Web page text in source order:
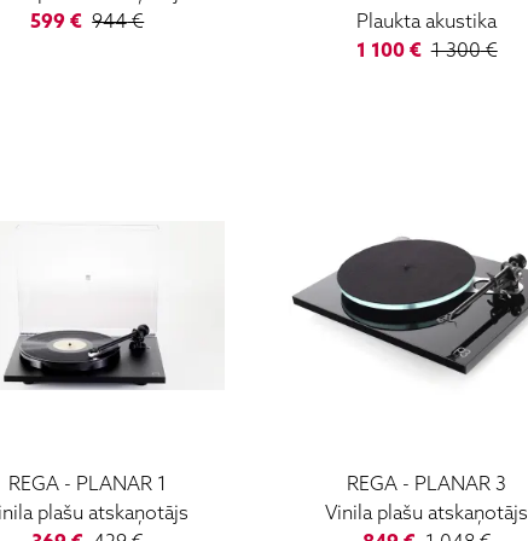
599 € 944€
Plaukta akustika
1 100€ 1 300€
REGA- PLANAR 1
plašu atskaņotājs
REGA - PLANAR 3
Vinila plašu atskaņotājs